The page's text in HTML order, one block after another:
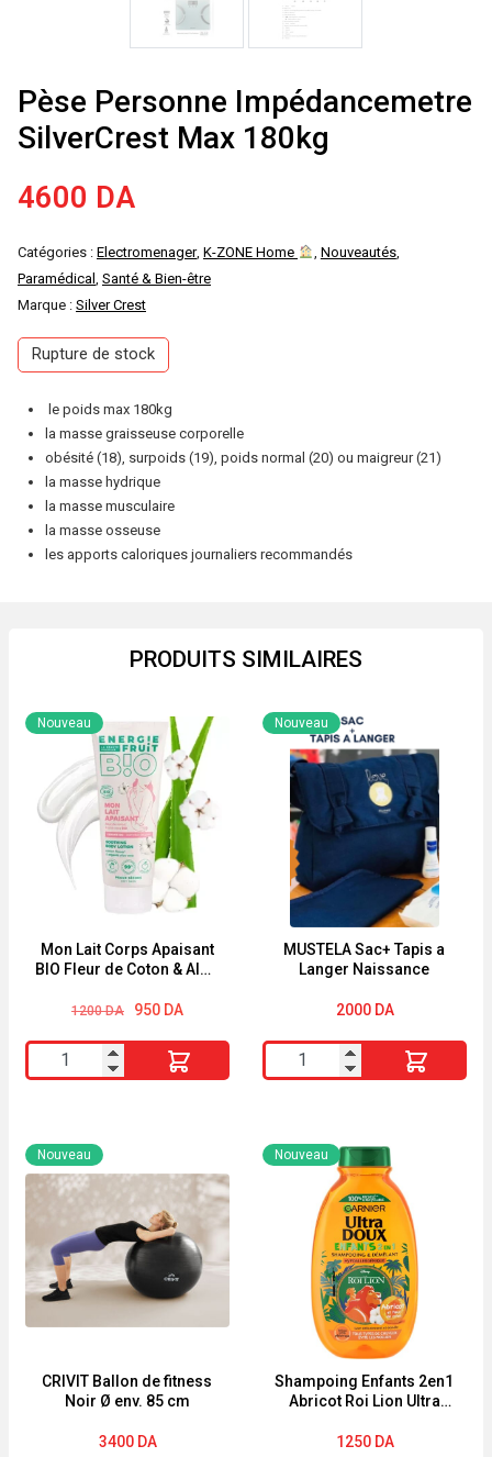
Pèse Personne Impédancemetre
SilverCrest Max 180kg
4600 DA
Catégories : Electromenager, K-ZONE Home , Nouveautés,
Paramédical , Santé & Bien-être
Marque : Silver Crest
Rupture de stock
le poids max 180kg
la masse graisseuse corporelle
obésité (18), surpoids (19), poids normal (20) ou maigreur (21)
la masse hydrique
la masse musculaire
la masse osseuse
les apports caloriques journaliers recommandés
PRODUITS SIMILAIRES
Mon Lait Corps Apaisant
BIO Fleur de Coton & Aloe
200ml
Nouveau
1200DA
Le
initial
1200 DA.
950 DA
Le
actuel
950 DA.
quantité
de
Lait
Corps
Apaisant
Fleur
de
Coton
Aloe
MUSTELA Sac+ Tapis a
Langer Naissance
Nouveau
2000 DA
quantité
de
Sac+
Tapis
Langer
Naissance
CRIVIT Ballon de fitness
Noir Ø env. 85 cm
Nouveau
3400 DA
Shampoing Enfants 2en1
Abricot Roi Lion Ultra
Nouveau
1250 DA